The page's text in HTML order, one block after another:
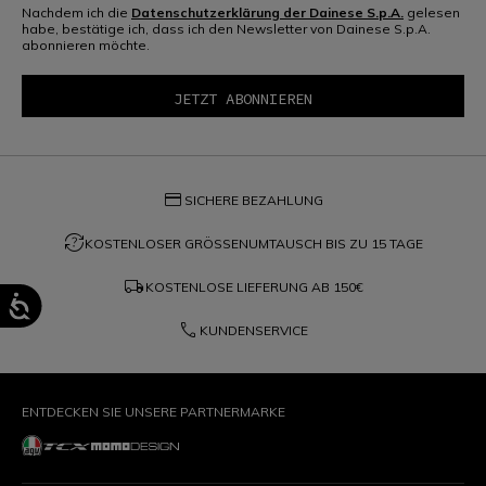
Nachdem ich die Datenschutzerklärung der Dainese S.p.A. gelesen
habe, bestätige ich, dass ich den Newsletter von Dainese S.p.A.
abonnieren möchte.
credit_card SICHERE BEZAHLUNG
question_exchangeKOSTENLOSER GRÖSSENUMTAUSCH BIS ZU 15 TAGE
local_shipping KOSTENLOSE LIEFERUNG AB 150€
phone KUNDENSERVICE
ENTDECKEN SIE UNSERE PARTNERMARKE